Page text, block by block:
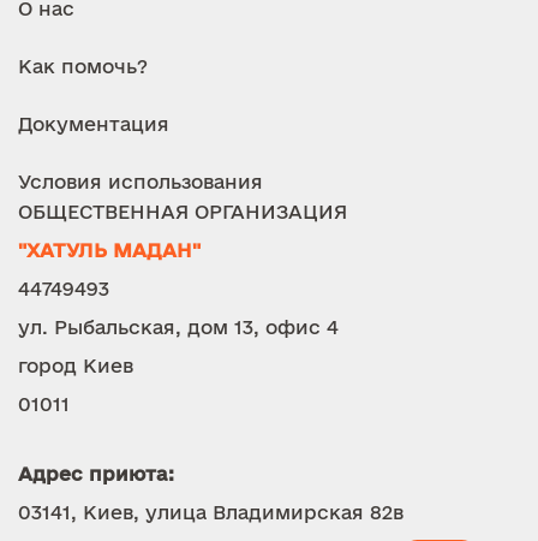
О нас
Как помочь?
Документация
Условия использования
ОБЩЕСТВЕННАЯ ОРГАНИЗАЦИЯ
"ХАТУЛЬ МАДАН"
44749493
ул. Рыбальская, дом 13, офис 4
город Киев
01011
Адрес приюта:
03141, Киев, улица Владимирская 82в